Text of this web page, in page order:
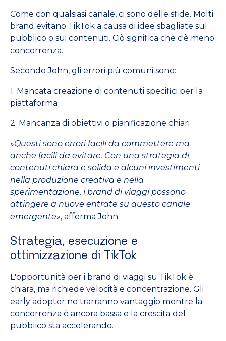
Come con qualsiasi canale, ci sono delle sfide. Molti
brand evitano TikTok a causa di idee sbagliate sul
pubblico o sui contenuti. Ciò significa che c'è meno
concorrenza.
Secondo John, gli errori più comuni sono:
1. Mancata creazione di contenuti specifici per la
piattaforma
2. Mancanza di obiettivi o pianificazione chiari
»Questi sono errori facili da commettere ma
anche facili da evitare. Con una strategia di
contenuti chiara e solida e alcuni investimenti
nella produzione creativa e nella
sperimentazione, i brand di viaggi possono
attingere a nuove entrate su questo canale
emergente», afferma John.
Strategia, esecuzione e
ottimizzazione di TikTok
L'opportunità per i brand di viaggi su TikTok è
chiara, ma richiede velocità e concentrazione. Gli
early adopter ne trarranno vantaggio mentre la
concorrenza è ancora bassa e la crescita del
pubblico sta accelerando.